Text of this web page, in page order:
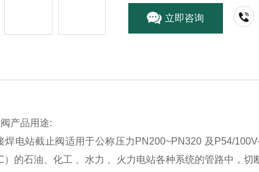
立即咨询
产品用途:
焊电站截止阀适用于公称压力PN200~PN320 及P54/
的石油、化工 、水力 、火力电站各种系统的管路中，切